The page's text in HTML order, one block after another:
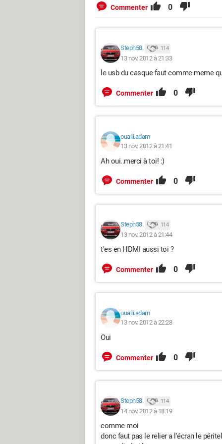
Commenter 0
Steph58. 114
13 nov. 2012 à 21:33
le usb du casque faut comme meme
Commenter 0
oualii.adam
13 nov. 2012 à 21:41
Ah oui..merci à toi! :)
Commenter 0
Steph58. 114
13 nov. 2012 à 21:44
t'es en HDMI aussi toi ?
Commenter 0
oualii.adam
13 nov. 2012 à 22:28
Oui
Commenter 0
Steph58. 114
14 nov. 2012 à 18:19
comme moi
donc faut pas le relier a l'écran le